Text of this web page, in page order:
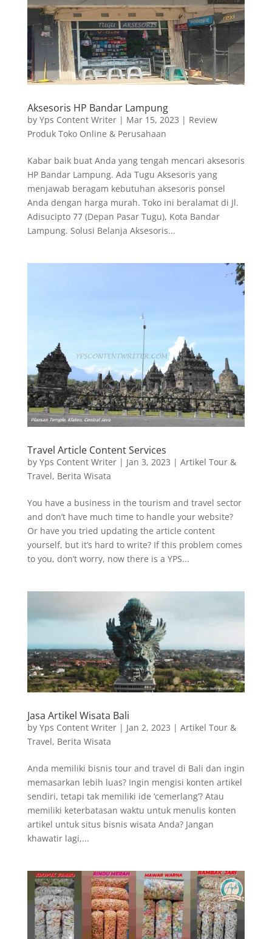
Aksesoris HP Bandar Lampung
by Yps Content Writer| Mar 15, 2023 | Review
Produk Toko Online & Perusahaan
Kabar baik buat Anda yang tengah mencari aksesoris
HP Bandar Lampung. Ada Tugu Aksesoris yang
menjawab beragam kebutuhan aksesoris ponsel
Anda dengan harga murah. Toko ini beralamat di Jl.
Adisucipto 77 (Depan Pasar Tugu), Kota Bandar
Lampung. Solusi Belanja Aksesoris...
Travel Article Content Services
by Yps Content Writer| Jan 3, 2023 | Artikel Tour &
Travel, Berita Wisata
You have a business in the tourism and travel sector
and don’t have much time to handle your website?
Or have you tried updating the article content
yourself, but it’s hard to write? If this problem comes
to you, don’t worry, now there is a YPS...
Jasa Artikel Wisata Bali
by Yps Content Writer| Jan 2, 2023 | Artikel Tour &
Travel, Berita Wisata
Anda memiliki bisnis tour and travel di Bali dan ingin
memasarkan lebih luas? Ingin mengisi konten artikel
sendiri, tetapi tak memiliki ide ‘cemerlang’? Atau
memiliki keterbatasan waktu untuk menulis konten
artikel untuk situs bisnis wisata Anda? Jangan
khawatir lagi,...